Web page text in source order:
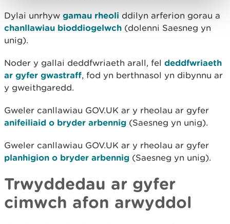
Dylai unrhyw gamau rheoli ddilyn arferion gorau a
chanllawiau bioddiogelwch (dolenni Saesneg yn
unig).
Noder y gallai deddfwriaeth arall, fel deddfwriaeth
ar gyfer gwastraff, fod yn berthnasol yn dibynnu ar
y gweithgaredd.
Gweler canllawiau GOV.UK ar y rheolau ar gyfer
anifeiliaid o bryder arbennig (Saesneg yn unig).
Gweler canllawiau GOV.UK ar y rheolau ar gyfer
planhigion o bryder arbennig (Saesneg yn unig).
Trwyddedau ar gyfer
cimwch afon arwyddol